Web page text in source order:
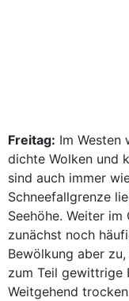
Freitag: Im Westen
dichte Wolken und
sind auch immer
Schneefallgrenze
Seehöhe. Weiter
zunächst noch
Bewölkung aber
zum Teil gewittrige
Weitgehend